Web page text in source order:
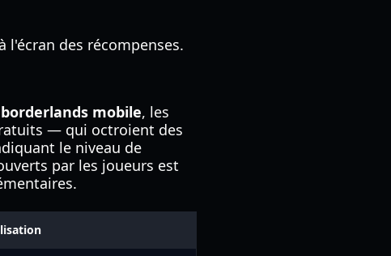
des récompenses.
mobile, les
— qui octroient des
le niveau de
par les joueurs est